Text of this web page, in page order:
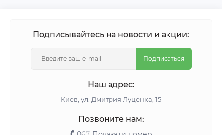
Подписывайтесь на новости и акции:
Подписаться
Наш адрес:
Киeв, ул. Дмитрия Луценка, 15
Позвоните нам: